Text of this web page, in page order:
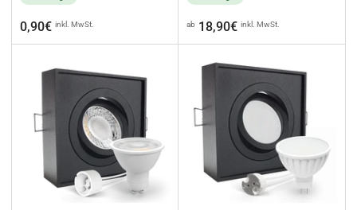
Normaler
Preis
0,90€ inkl. MwSt.
Normaler
Preis
ab 18,90€ inkl. MwSt.